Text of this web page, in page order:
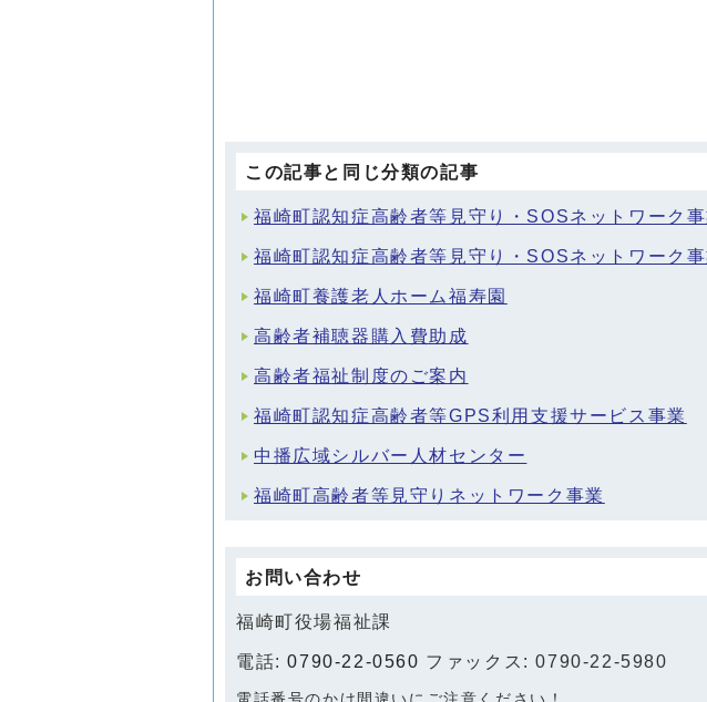
この記事と同じ分類の記事
福崎町認知症高齢者等見守り・SOSネットワーク事
福崎町認知症高齢者等見守り・SOSネットワーク事
福崎町養護老人ホーム福寿園
高齢者補聴器購入費助成
高齢者福祉制度のご案内
福崎町認知症高齢者等GPS利用支援サービス事業
中播広域シルバー人材センター
福崎町高齢者等見守りネットワーク事業
お問い合わせ
福崎町役場福祉課
電話:0790-22-0560 ファックス: 0790-22-5980